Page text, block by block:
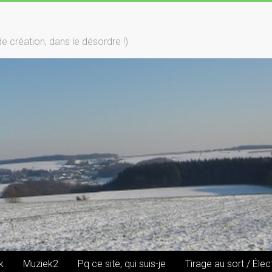
création, dans le désordre !)
Muziek2 Pq ce site, qui suis-je Tirage au sort /